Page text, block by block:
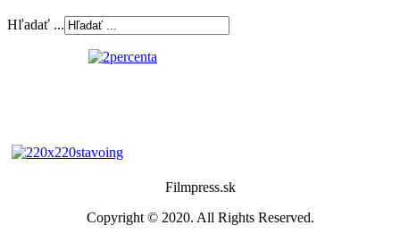
Hľadať ...
Filmpress.sk
Copyright © 2020. All Rights Reserved.